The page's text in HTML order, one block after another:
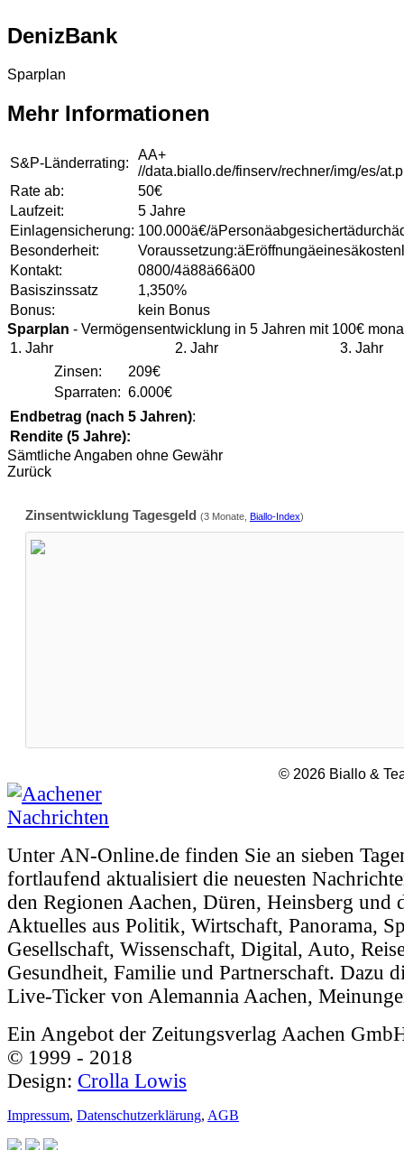
DenizBank
Sparplan
Mehr Informationen
S&P-Länderrating:
AA+
//data.biallo.de/finserv/rechner/img/es/
Rate ab:
50€
Laufzeit:
5 Jahre
Einlagensicherung: 100.000ä€/
Besonderheit:
Kontakt:
0800/4ä88ä66ä00
Basiszinssatz
1,350%
Bonus:
kein Bonus
Sparplan - Vermögensentwicklung in 5 Jahren mit 100€
1. Jahr
2. Jahr
3. Jahr
Zinsen:
209€
Sparraten: 6.000€
Endbetrag (nach 5 Jahren):
Rendite (5 Jahre):
Sämtliche Angaben ohne Gewähr
Zurück
Zinsentwicklung Tagesgeld (3 Monate, Biallo-Index)
© 2026 Biallo &
Unter AN-Online.de finden Sie an sieben
fortlaufend aktualisiert die neuesten
den Regionen Aachen, Düren, Heinsberg und
Aktuelles aus Politik, Wirtschaft, Panorama,
Gesellschaft, Wissenschaft, Digital, Auto,
Gesundheit, Familie und Partnerschaft. Dazu
Live-Ticker von Alemannia Aachen,
Ein Angebot der Zeitungsverlag Aachen
© 1999 - 2018
Design: Crolla Lowis
Impressum, Datenschutzerklärung, AGB